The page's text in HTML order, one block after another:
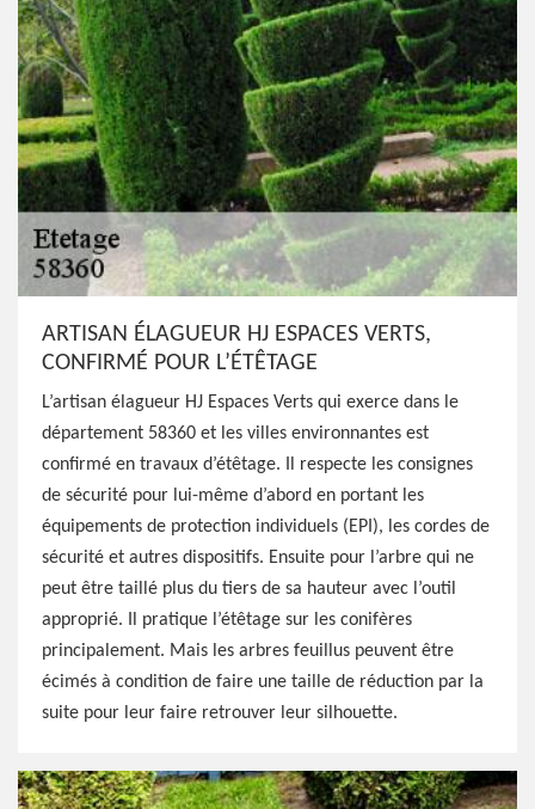
ARTISAN ÉLAGUEUR HJ ESPACES VERTS,
CONFIRMÉ POUR L’ÉTÊTAGE
L’artisan élagueur HJ Espaces Verts qui exerce dans le
département 58360 et les villes environnantes est
confirmé en travaux d’étêtage. Il respecte les consignes
de sécurité pour lui-même d’abord en portant les
équipements de protection individuels (EPI), les cordes de
sécurité et autres dispositifs. Ensuite pour l’arbre qui ne
peut être taillé plus du tiers de sa hauteur avec l’outil
approprié. Il pratique l’étêtage sur les conifères
principalement. Mais les arbres feuillus peuvent être
écimés à condition de faire une taille de réduction par la
suite pour leur faire retrouver leur silhouette.